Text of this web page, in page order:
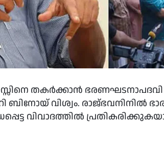
തകര്‍ക്കാന്‍
ബിനോയ് വിശ്വം. രാജ്ഭവനിനില്‍
വിവാദത്തില്‍